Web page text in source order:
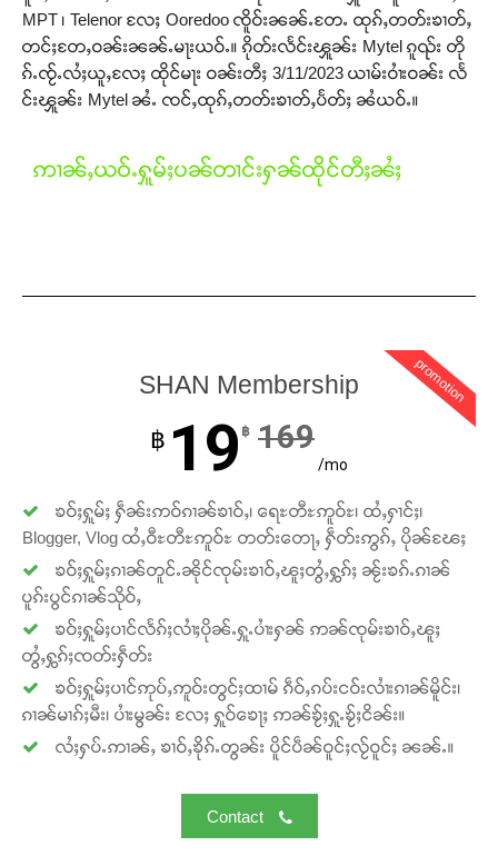
Support SHAN
တႃႇႁႂ်ႈသဵင်ၵၢင်ၸႂ်ၵူၼ်းမိူင်း ၵူႈတီႈၵူႈလႅၼ်ပေႃးတေၸွ
တ်ႇ တူဝ်ႈလုမ်ႈၾႃႉၼၼ်ႉ ၶဝ်ႈႁူမ်ႈၵမ်ႉထႅမ် ၸုမ်းၶၢ
ဝ်ႇၽူႈတွႆႇႁွၵ်ႈ လႆႈယူႇၶႃႈဢေႃႈ။
Donate Now
MPT ၊ Telenor လႄႈ Ooredoo ၸိူဝ်းၼၼ်ႉတႄႉ ထုၵ်ႇတတ်းၶၢတ်ႇ
တင်ႈတႄႇဝၼ်းၼၼ်ႉမႃးယဝ်ႉ။ ၵိုတ်းလႅင်းၾူၼ်း Mytel ၵူၺ်း တို
ၵ်ႉၸႂ်ႉလႆႈယူႇလႄႈ ထိုင်မႃး ဝၼ်းတီႈ 3/11/2023 ယၢမ်းဝၢႆးဝၼ်း လႅ
င်းၾူၼ်း Mytel ၼႆႉ ၸင်ႇထုၵ်ႇတတ်းၶၢတ်ႇပႅတ်ႈ ၼႆယဝ်ႉ။
ဢၢၼ်ႇယဝ်ႉႁူမ်ႈပၼ်တၢင်းႁၼ်ထိုင်တီႈၼႆႈ
promotion
SHAN Membership
฿ 19 ฿ 169
/mo
ၶဝ်ႈႁူမ်ႈ ႁဵၼ်းဢဝ်ၵၢၼ်ၶၢဝ်ႇ၊ ရေႊတီႊဢူဝ်ႊ၊ ထႆႇႁၢင်ႈ၊
Blogger, Vlog ထႆႇဝီႊတီႊဢူဝ်ႊ တတ်းတေႃႇ ႁဵတ်းဢွၵ်ႇ ပိုၼ်ၽႄႈ
ၶဝ်ႈႁူမ်ႈၵၢၼ်တူင်ႉၼိုင်ၸုမ်းၶၢဝ်ႇၽူႈတွႆႇႁွၵ်ႈ ၼႂ်းၶၵ်ႉၵၢၼ်
ပူၵ်းပွင်ၵၢၼ်သိုဝ်ႇ
ၶဝ်ႈႁူမ်ႈပၢင်လႅၵ်ႈလၢႆႈပိုၼ်ႉႁူႉပၢႆးႁၼ် ဢၼ်ၸုမ်းၶၢဝ်ႇၽူႈ
တွႆႇႁွၵ်ႈၸတ်းႁဵတ်း
ၶဝ်ႈႁူမ်ႈပၢင်ဢုပ်ႇဢူဝ်းတွင်ႈထၢမ် ၵဵဝ်ႇၵပ်းငဝ်းလၢႆးၵၢၼ်မိူင်း၊
ၵၢၼ်မၢၵ်ႈမီး၊ ပၢႆးမွၼ်း လႄႈ ႁူဝ်ၶေႃႈ ဢၼ်ၶႂ်ႈႁူႉၶႂ်ႈငိၼ်း။
လႆႈႁပ်ႉဢၢၼ်ႇ ၶၢဝ်ႇၶိုၵ်ႉတွၼ်း ပိူင်ပဵၼ်ဝူင်ႈလႂ်ဝူင်ႈ ၼၼ်ႉ။
Contact